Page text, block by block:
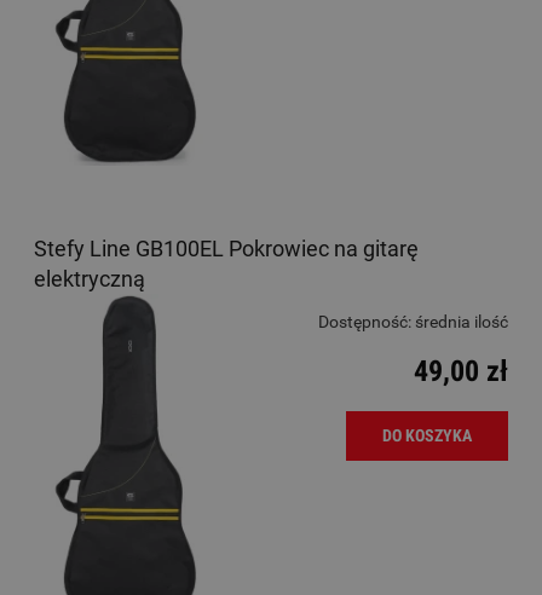
Stefy Line GB100EL Pokrowiec na gitarę
elektryczną
Dostępność: średnia ilość
49,00 zł
DO KOSZYKA